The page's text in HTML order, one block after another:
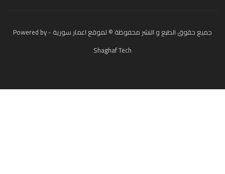
جميع حقوق الطبع و النشر محفوظة © لموقع اعمار سورية - Powered by
Shaghaf Tech